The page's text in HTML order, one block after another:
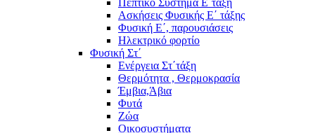
Πεπτικό Σύστημα Ε΄τάξη
Ασκήσεις Φυσικής Ε΄ τάξης
Φυσική Ε΄, παρουσιάσεις
Ηλεκτρικό φορτίο
Φυσική Στ΄
Ενέργεια Στ΄τάξη
Θερμότητα , Θερμοκρασία
Έμβια,Άβια
Φυτά
Ζώα
Οικοσυστήματα